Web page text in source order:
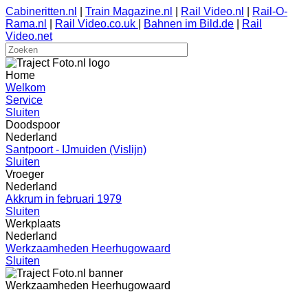
Cabineritten.nl Train Magazine.nl Rail Video.nl
Rail-O-
Rama.nl
Rail Video.co.uk Bahnen im Bild.de
Rail
Video.net
Home
Welkom
Service
Sluiten
Doodspoor
Nederland
Santpoort - IJmuiden (Vislijn)
Sluiten
Vroeger
Nederland
Akkrum in februari 1979
Sluiten
Werkplaats
Nederland
Werkzaamheden Heerhugowaard
Sluiten
Werkzaamheden Heerhugowaard